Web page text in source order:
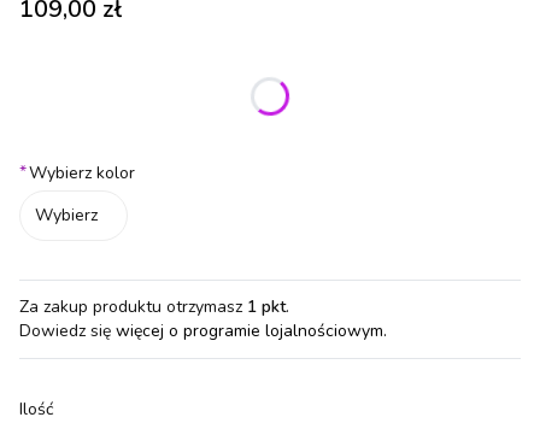
Cena
109,00 zł
Poszczególne warianty mogą różnić się ceną
*Wybierz kolor
Wybierz
Za zakup produktu otrzymasz 1 pkt.
Dowiedz się więcej o programie lojalnościowym.
Ilość